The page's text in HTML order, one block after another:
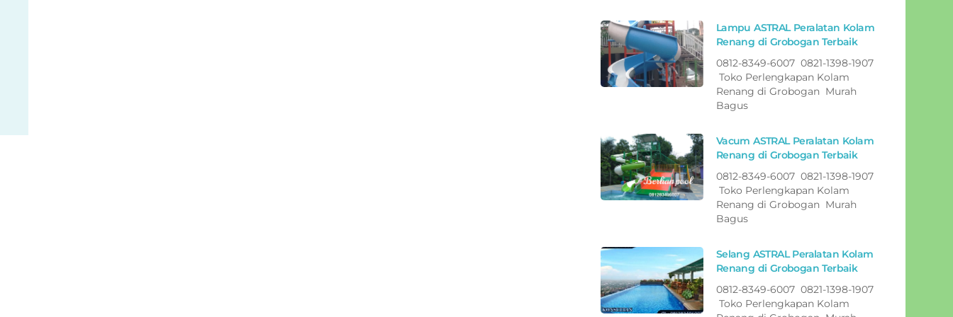
Lampu ASTRAL Peralatan Kolam
Renang di Grobogan Terbaik
0812-8349-6007 0821-1398-1907
Toko Perlengkapan Kolam
Renang di Grobogan Murah
Bagus
Vacum ASTRAL Peralatan Kolam
Renang di Grobogan Terbaik
0812-8349-6007 0821-1398-1907
Toko Perlengkapan Kolam
Renang di Grobogan Murah
Bagus
Selang ASTRAL Peralatan Kolam
Renang di Grobogan Terbaik
0812-8349-6007 0821-1398-1907
Toko Perlengkapan Kolam